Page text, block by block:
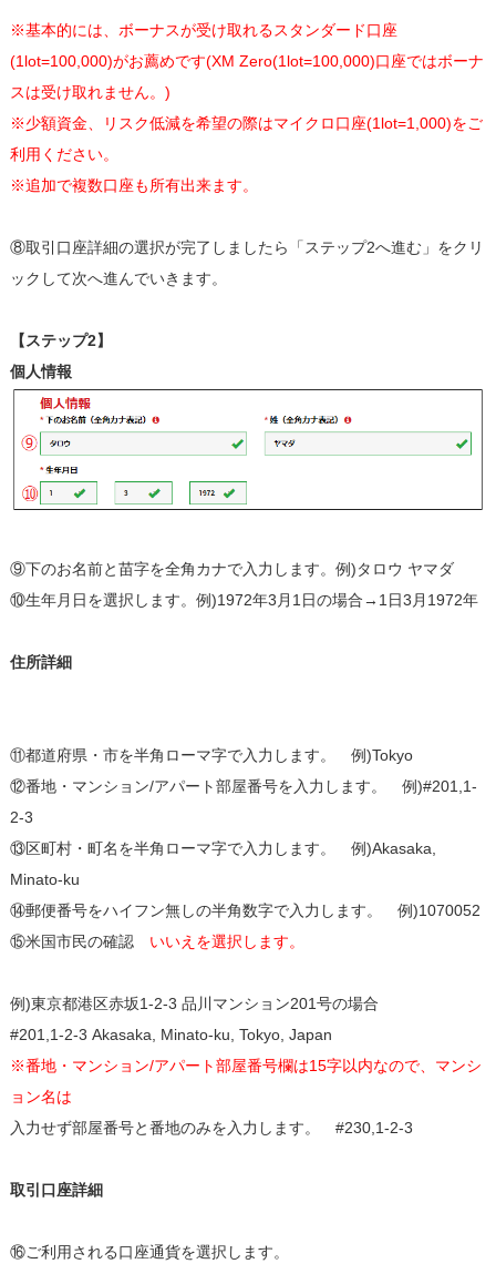
※基本的には、ボーナスが受け取れるスタンダード口座
(1lot=100,000)がお薦めです(XM Zero(1lot=100,000)口座ではボーナ
スは受け取れません。)
※少額資金、リスク低減を希望の際はマイクロ口座(1lot=1,000)をご
利用ください。
※追加で複数口座も所有出来ます。
⑧取引口座詳細の選択が完了しましたら「ステップ2へ進む」をクリ
ックして次へ進んでいきます。
【ステップ2】
個人情報
⑨下のお名前と苗字を全角カナで入力します。例)タロウ ヤマダ
⑩生年月日を選択します。例)1972年3月1日の場合→1日3月1972年
住所詳細
⑪都道府県・市を半角ローマ字で入力します。 例)Tokyo
⑫番地・マンション/アパート部屋番号を入力します。 例)#201,1-
2-3
⑬区町村・町名を半角ローマ字で入力します。 例)Akasaka,
Minato-ku
⑭郵便番号をハイフン無しの半角数字で入力します。 例)1070052
⑮米国市民の確認 いいえを選択します。
例)東京都港区赤坂1‐2-3 品川マンション201号の場合
#201,1-2-3 Akasaka, Minato-ku, Tokyo, Japan
※番地・マンション/アパート部屋番号欄は15字以内なので、マンシ
ョン名は
入力せず部屋番号と番地のみを入力します。 #230,1-2-3
取引口座詳細
⑯ご利用される口座通貨を選択します。